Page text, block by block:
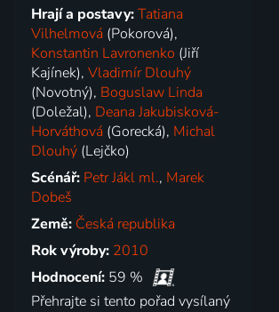
Hrají a postavy:Tatiana
Vilhelmová (Pokorová),
Konstantin Lavronenko (Jiří
Kajínek),Vladimír Dlouhý
(Novotný), Boguslaw Linda
(Doležal), Deana Jakubisková-
Horváthová (Gorecká), Michal
Dlouhý (Lejčko)
Scénář: Petr Jákl ml., Marek
Dobeš
Země: Česká republika
Rok výroby: 2010
Hodnocení: 59 %
Přehrajte si tento pořad vysílaný